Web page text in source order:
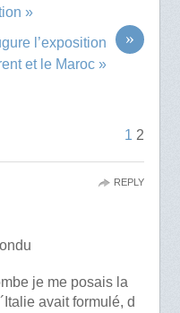
»
»
l’exposition
et le Maroc »
1 2
je me posais la
avait formulé, d
REPLY